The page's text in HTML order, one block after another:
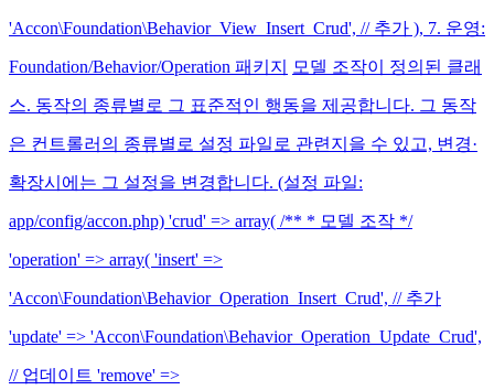
'Accon\Foundation\Behavior_View_Insert_Crud', // 추가 ), 7. 운영:
Foundation/Behavior/Operation 패키지 모델 조작이 정의된 클래
스. 동작의 종류별로 그 표준적인 행동을 제공합니다. 그 동작
은 컨트롤러의 종류별로 설정 파일로 관련지을 수 있고, 변경·
확장시에는 그 설정을 변경합니다. (설정 파일:
app/config/accon.php) 'crud' => array( /** * 모델 조작 */
'operation' => array( 'insert' =>
'Accon\Foundation\Behavior_Operation_Insert_Crud', // 추가
'update' => 'Accon\Foundation\Behavior_Operation_Update_Crud',
// 업데이트 'remove' =>